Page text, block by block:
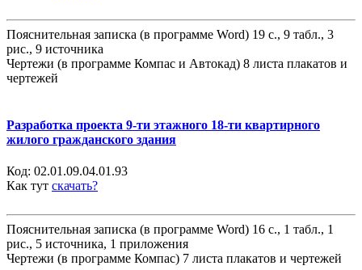
Пояснительная записка (в программе Word) 19 с., 9 табл., 3
рис., 9 источника
Чертежи (в программе Компас и Автокад) 8 листа плакатов и
чертежей
Разработка проекта 9-ти этажного 18-ти квартирного
жилого гражданского здания
Код: 02.01.09.04.01.93
Как тут скачать?
Пояснительная записка (в программе Word) 16 с., 1 табл., 1
рис., 5 источника, 1 приложения
Чертежи (в программе Компас) 7 листа плакатов и чертежей